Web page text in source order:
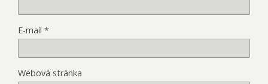
E-mail *
Webová stránka